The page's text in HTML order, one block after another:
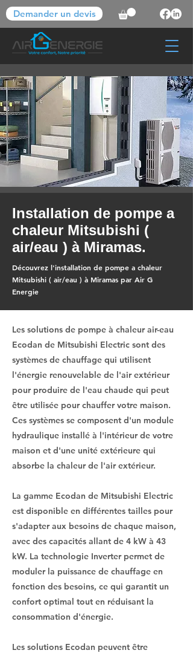
Demander un devis
Installation de pompe a
chaleur Mitsubishi (
air/eau ) à Miramas.
Découvrez l'installation de pompe a chaleur
Mitsubishi ( air/eau ) à Miramas par Air G
Energie
Les solutions de pompe à chaleur air-eau
Ecodan de Mitsubishi Electric sont des
systèmes de chauffage qui utilisent
l'énergie renouvelable de l'air extérieur
pour produire de l'eau chaude qui peut
être utilisée pour chauffer votre maison.
Ces systèmes se composent d'un module
hydraulique installé à l'intérieur de votre
maison et d'une unité extérieure qui
absorbe la chaleur de l'air extérieur.
La gamme Ecodan de Mitsubishi Electric
est disponible en différentes tailles pour
s'adapter aux besoins de chaque maison,
avec des capacités allant de 4 kW à 43
kW. La technologie Inverter permet de
moduler la puissance de chauffage en
fonction des besoins, ce qui garantit un
confort optimal tout en réduisant la
consommation d'énergie.
Les solutions Ecodan peuvent être